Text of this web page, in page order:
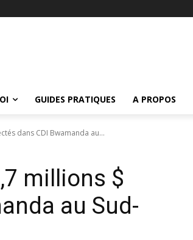
GUIDES PRATIQUES A PROPOS
dans CDI Bwamanda au...
millions $
au Sud-